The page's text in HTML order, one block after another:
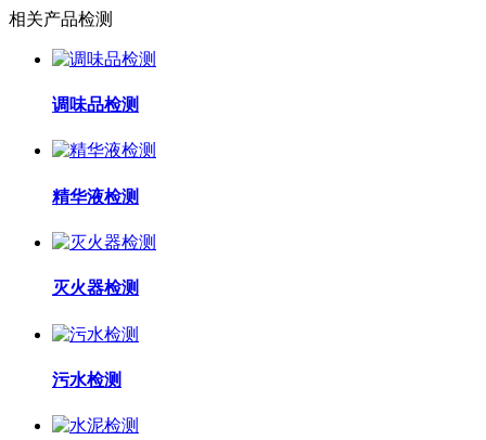
相关产品检测
调味品检测
精华液检测
灭火器检测
污水检测